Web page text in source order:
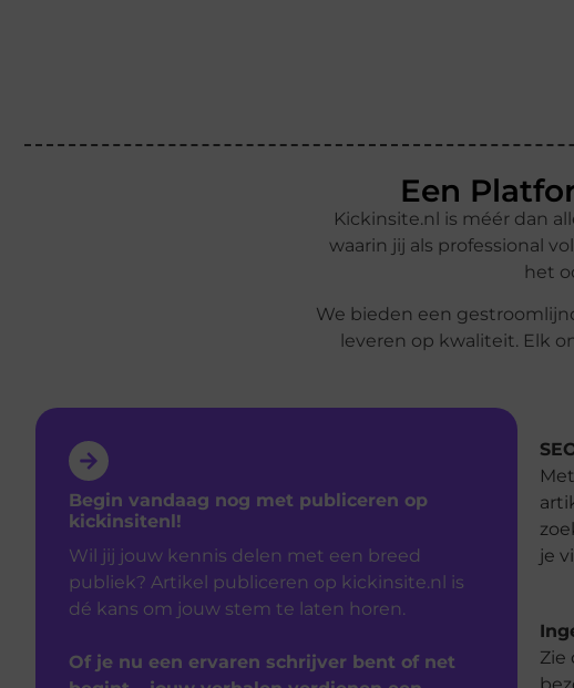
Een
Kickinsite.nl is méér dan
waarin jij als professional
het
We bieden een
leveren op kwaliteit. Elk
Begin vandaag nog met publiceren op
kickinsitenl!
Wil jij jouw kennis delen met een breed
publiek? Artikel publiceren op kickinsite.nl is
dé kans om jouw stem te laten horen.
Of je nu een ervaren schrijver bent of net
je
Zie